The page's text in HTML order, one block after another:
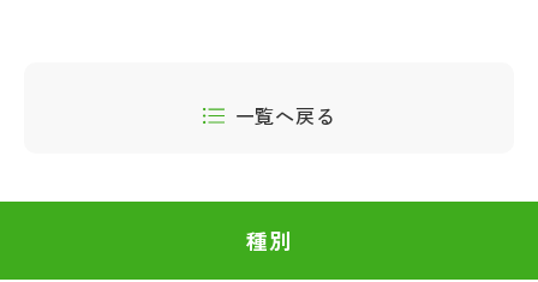
一覧へ戻る
種別